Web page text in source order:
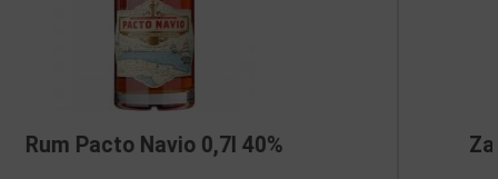
40% Zacapa Centenario